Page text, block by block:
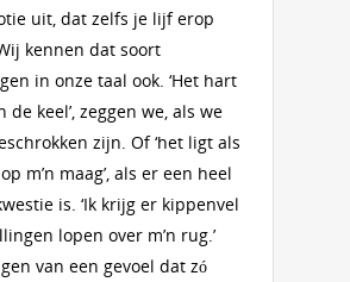
uit, dat zelfs je lijf erop
kennen dat soort
in onze taal ook. ‘Het hart
de keel’, zeggen we, als we
zijn. Of ‘het ligt als
m’n maag’, als er een heel
is. ‘Ik krijg er kippenvel
lopen over m’n rug.’
van een gevoel dat zó